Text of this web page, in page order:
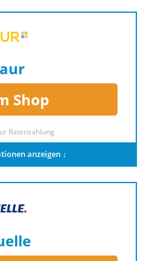
Shop
Ratenzahlung
anzeigen ↓